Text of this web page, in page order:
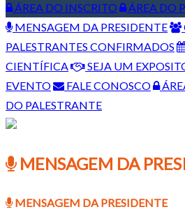
ÁREA DO INSCRITO
ÁREA DO
MENSAGEM DA PRESIDENTE
PALESTRANTES CONFIRMADOS
CIENTÍFICA
SEJA UM
EVENTO
FALE CONOSCO
DO PALESTRANTE
MENSAGEM DA
MENSAGEM DA PRESIDENTE